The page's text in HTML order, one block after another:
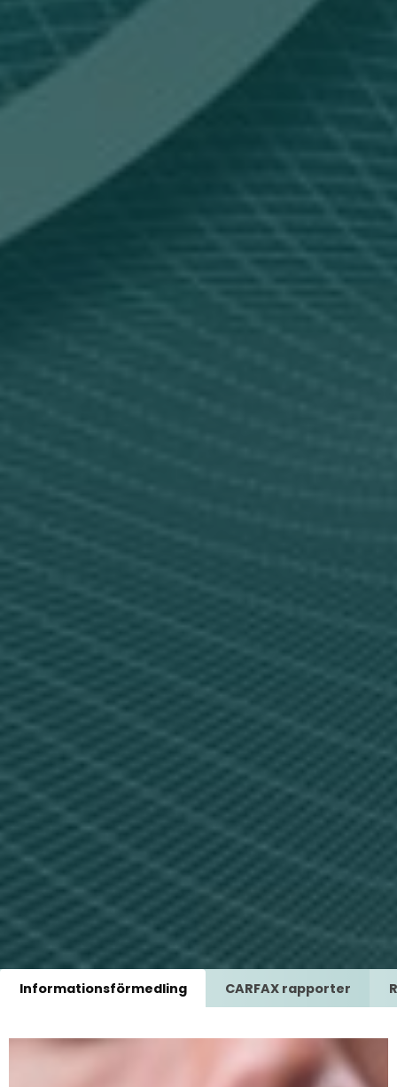
Informationsförmedling CARFAX rapporter